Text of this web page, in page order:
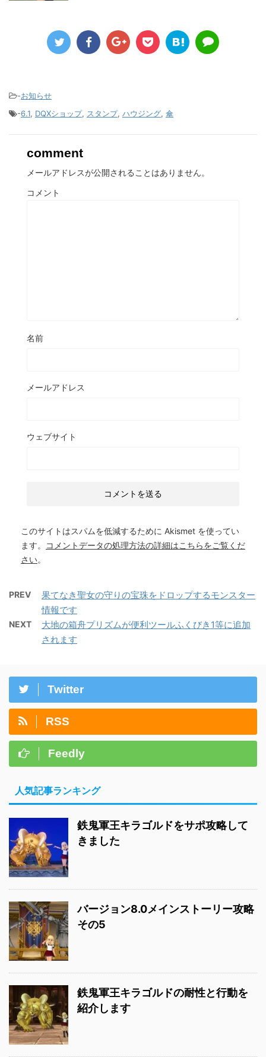
-お知らせ
-6.1, DQXショップ, スタンプ, ハウジング, 傘
comment
メールアドレスが公開されることはありません。
コメント
名前
メールアドレス
ウェブサイト
このサイトはスパムを低減するために Akismet を使ってい
ます。
コメントデータの処理方法の詳細はこちらをご覧くだ
さい。
PREV
果てなき聖女の守りの宝珠をドロップするモンスター
情報です
NEXT
大地の箱舟プリズムが便利ツールふくびき1等に追加
されます
Twitter
RSS
Feedly
人気記事ランキング
鉄鬼軍王キラゴルドをサポ攻略して
きました
バージョン8.0メインストーリー攻略
その5
鉄鬼軍王キラゴルドの耐性と行動を
紹介します